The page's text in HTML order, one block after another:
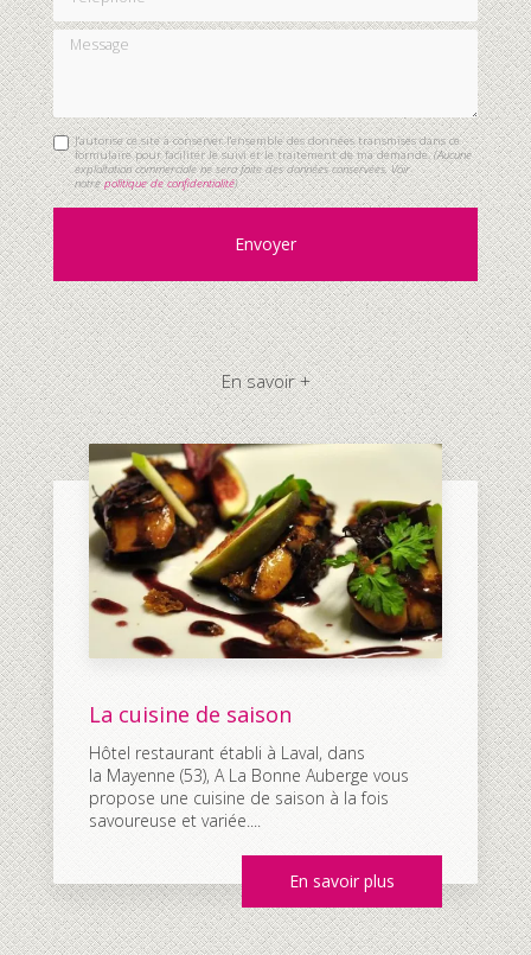
Message
J'autorise ce site à conserver l'ensemble des données transmises dans ce
formulaire pour faciliter le suivi et le traitement de ma demande.(Aucune
exploitation commerciale ne sera faite des données conservées. Voir
notrepolitique de confidentialité)
En savoir +
La cuisine de saison
Hôtel restaurant établi à Laval, dans
la Mayenne (53), A La Bonne Auberge vous
propose une cuisine de saison à la fois
savoureuse et variée....
En savoir plus